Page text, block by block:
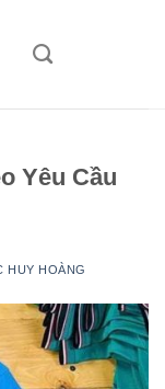
Yêu Cầu
HUY HOÀNG